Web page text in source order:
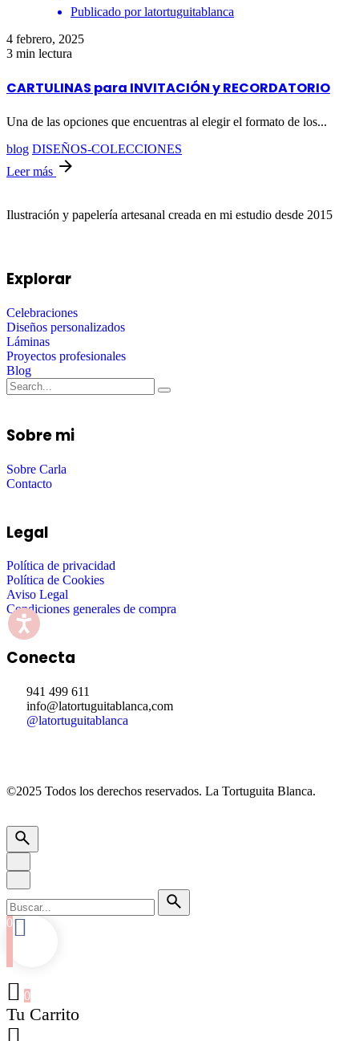
Publicado por latortuguitablanca
4 febrero, 2025
3 min lectura
CARTULINAS para INVITACIÓN y RECORDATORIO
Una de las opciones que encuentras al elegir el formato de los...
blog DISEÑOS-COLECCIONES
Leer más
Ilustración y papelería artesanal creada en mi estudio desde 2015
Explorar
Celebraciones
Diseños personalizados
Láminas
Proyectos profesionales
Blog
Sobre mi
Sobre Carla
Contacto
Legal
Política de privacidad
Política de Cookies
Aviso Legal
Condiciones generales de compra
Conecta
941 499 611
info@latortuguitablanca,com
@latortuguitablanca
©2025 Todos los derechos reservados. La Tortuguita Blanca.
0
0
Tu Carrito